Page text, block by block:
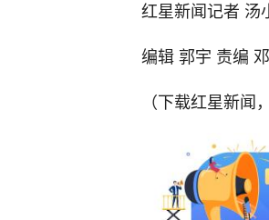
红星新闻记者 汤
编辑 郭宇 责编
（下载红星新闻